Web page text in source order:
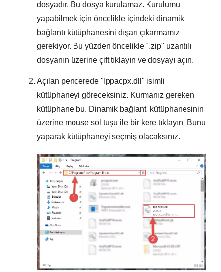
dosyadır. Bu dosya kurulamaz. Kurulumu
yapabilmek için öncelikle içindeki dinamik
bağlantı kütüphanesini dışarı çıkarmamız
gerekiyor. Bu yüzden öncelikle ".zip" uzantılı
dosyanın üzerine çift tıklayın ve dosyayı açın.
Açılan pencerede " Ippacpx.dll " isimli
kütüphaneyi göreceksiniz. Kurmanız gereken
kütüphane bu. Dinamik bağlantı kütüphanesinin
üzerine mouse sol tuşu ile bir kere tıklayın. Bunu
yaparak kütüphaneyi seçmiş olacaksınız.